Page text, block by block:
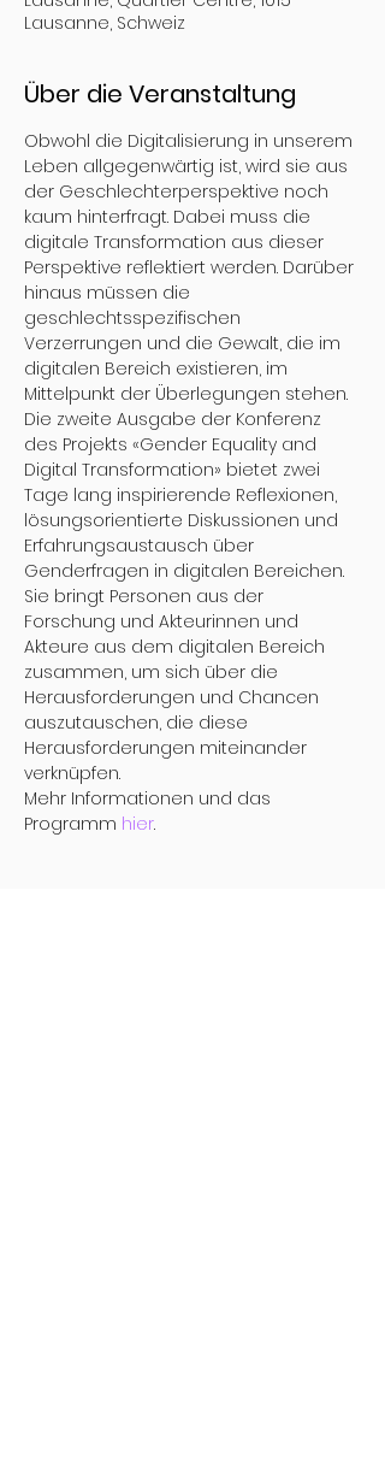
Lausanne, Schweiz
Über die Veranstaltung
Obwohl die Digitalisierung in unserem
Leben allgegenwärtig ist, wird sie aus
der Geschlechterperspektive noch
kaum hinterfragt. Dabei muss die
digitale Transformation aus dieser
Perspektive reflektiert werden. Darüber
hinaus müssen die
geschlechtsspezifischen
Verzerrungen und die Gewalt, die im
digitalen Bereich existieren, im
Mittelpunkt der Überlegungen stehen.
Die zweite Ausgabe der Konferenz
des Projekts «Gender Equality and
Digital Transformation» bietet zwei
Tage lang inspirierende Reflexionen,
lösungsorientierte Diskussionen und
Erfahrungsaustausch über
Genderfragen in digitalen Bereichen.
Sie bringt Personen aus der
Forschung und Akteurinnen und
Akteure aus dem digitalen Bereich
zusammen, um sich über die
Herausforderungen und Chancen
auszutauschen, die diese
Herausforderungen miteinander
verknüpfen.
Mehr Informationen und das
Programm hier.